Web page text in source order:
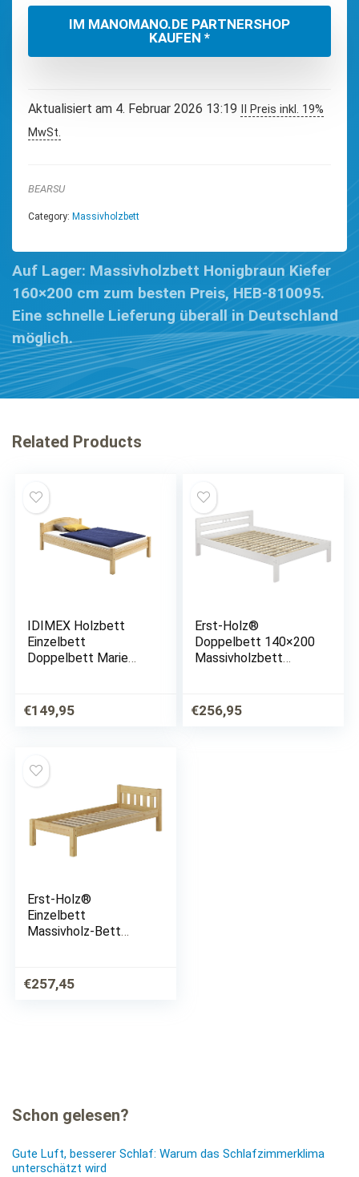
IM MANOMANO.DE PARTNERSHOP
KAUFEN *
Aktualisiert am 4. Februar 2026 13:19 II Preis inkl. 19%
MwSt.
BEARSU
Category: Massivholzbett
Auf Lager: Massivholzbett Honigbraun Kiefer
160×200 cm zum besten Preis, HEB-810095.
Eine schnelle Lieferung überall in Deutschland
möglich.
Related Products
IDIMEX Holzbett
Einzelbett
Doppelbett Marie
Natur lackiert
€149,95
Erst-Holz®
Doppelbett 140×200
Massivholzbett
Jugendbett 60.64-14
€256,95
Erst-Holz®
Einzelbett
Massivholz-Bett
Jugendbett Rollrost
Singlebett 60.38-09
€257,45
Schon gelesen?
Gute Luft, besserer Schlaf: Warum das Schlafzimmerklima
unterschätzt wird